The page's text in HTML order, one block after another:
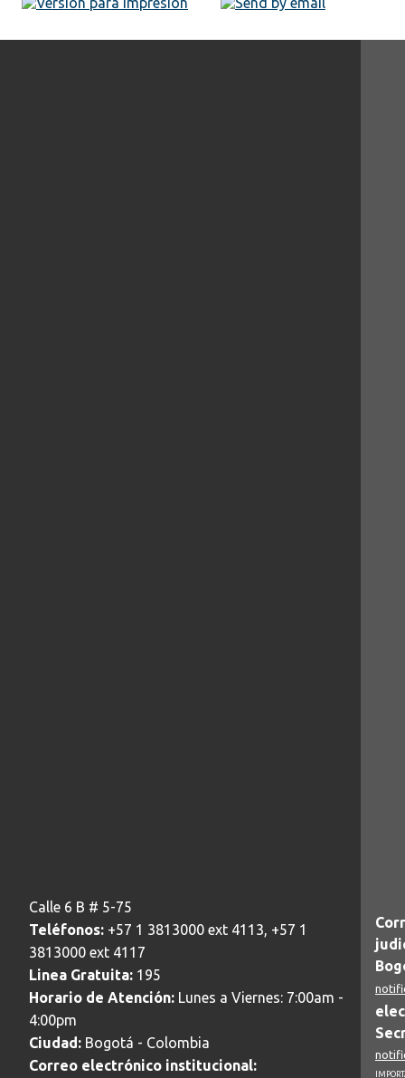
Calle 6 B # 5-75
Teléfonos: +57 1 3813000 ext 4113, +57 1
3813000 ext 4117
Linea Gratuita: 195
Horario de Atención: Lunes a Viernes: 7:00am -
4:00pm
Ciudad: Bogotá - Colombia
Correo electrónico institucional: